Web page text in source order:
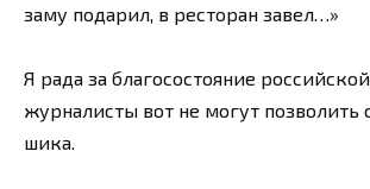
заму подарил, в ресторан завел…»
Я рада за благосостояние
журналисты вот не могут позволить
шика.